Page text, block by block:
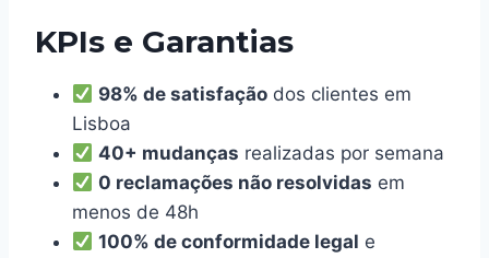
KPIs e Garantias
98% de satisfação dos clientes em
Lisboa
40+ mudanças realizadas por semana
0 reclamações não resolvidas em
menos de 48h
100% de conformidade legal e